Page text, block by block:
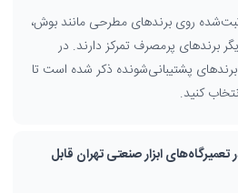
گارانتی خدمات، استفاده از قطعات اصلی و
را ارائه می‌دهند که برای واحدهای صنعتی
دارد.
استان، شهر، محدوده شهر، منطقه، محله،
اطراف من» می‌توانید تعمیرگاه‌های نزدیک
لاله‌زار و مولوی برای مناطق مرکزی و
متداول هستند. دسترسی به حمل‌ونقل
ثبت‌شده روی برندهای مطرحی مانند بوش،
برندهای پرمصرف تمرکز دارند. در
پشتیبانی‌شونده ذکر شده است تا
کنید.
تعمیرگاه‌های ابزار صنعتی تهران قابل